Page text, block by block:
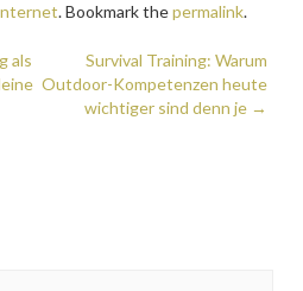
. Bookmark thepermalink.
als
Survival Training: Warum
Outdoor-Kompetenzen heute
wichtiger sind denn je →